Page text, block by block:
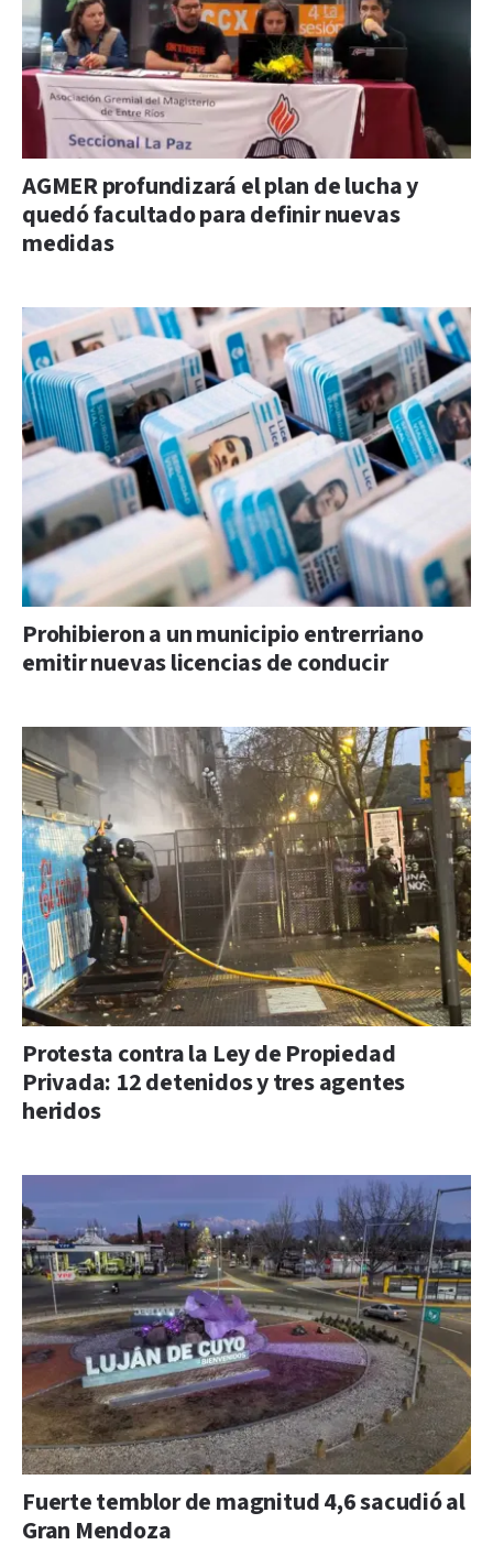
AGMER profundizará el plan de lucha y
quedó facultado para definir nuevas
medidas
Prohibieron a un municipio entrerriano
emitir nuevas licencias de conducir
Protesta contra la Ley de Propiedad
Privada: 12 detenidos y tres agentes
heridos
Fuerte temblor de magnitud 4,6 sacudió al
Gran Mendoza